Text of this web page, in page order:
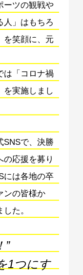
ーツの観戦や
人」はもちろ
を笑顔に、元
は「コロナ禍
を実施しまし
SNSで、決勝
応援を募り
には各地の卒
ンの皆様か
た。
”
1つにす